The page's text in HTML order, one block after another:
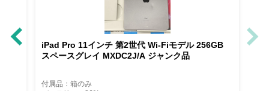
世代 Wi-Fi+Cellular
A ジャンク品
iPad Pro 11インチ 第2世代 Wi-Fiモ
スペースグレイ MXDC2J/A ジャン